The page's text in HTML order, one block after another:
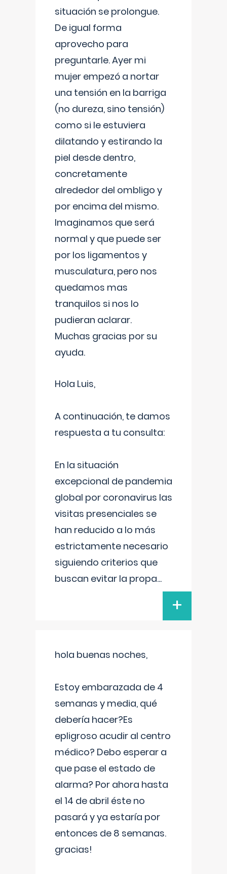
situación se prolongue.
De igual forma
aprovecho para
preguntarle. Ayer mi
mujer empezó a nortar
una tensión en la barriga
(no dureza, sino tensión)
como si le estuviera
dilatando y estirando la
piel desde dentro,
concretamente
alrededor del ombligo y
por encima del mismo.
Imaginamos que será
normal y que puede ser
por los ligamentos y
musculatura, pero nos
quedamos mas
tranquilos si nos lo
pudieran aclarar.
Muchas gracias por su
ayuda.
Hola Luis,
A continuación, te damos
respuesta a tu consulta:
En la situación
excepcional de pandemia
global por coronavirus las
visitas presenciales se
han reducido a lo más
estrictamente necesario
siguiendo criterios que
buscan evitar la propa...
+
hola buenas noches,
Estoy embarazada de 4
semanas y media, qué
debería hacer?Es
epligroso acudir al centro
médico? Debo esperar a
que pase el estado de
alarma? Por ahora hasta
el 14 de abril éste no
pasará y ya estaría por
entonces de 8 semanas.
gracias!